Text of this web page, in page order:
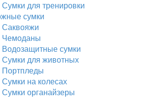
Сумки для тренировки
сумки
Саквояжи
Чемоданы
Водозащитные сумки
Сумки для животных
Портпледы
Сумки на колесах
Сумки органайзеры